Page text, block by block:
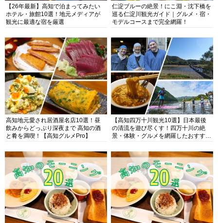
【26年最新】高知で泊まってみたい
ホテル・旅館10選！地元メディアが
観光に最適な宿を厳選
仁淀ブルーの絶景！にこ淵・沈下橋を
巡る仁淀川観光ガイド｜グルメ・宿・
モデルコースまで完全網羅！
高知地元愛され居酒屋名店10選！昼
飲みからどっぷり深夜まで 高知の酒
と肴を満喫！【高知グルメPro】
【高知四万十川観光10選】日本最後
の清流を遊び尽くす！四万十川の絶
景・体験・グルメを網羅したおすすめ